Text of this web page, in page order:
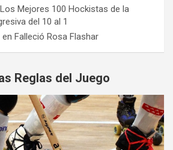
Los Mejores 100 Hockistas de la
del 10 al 1
en Falleció Rosa Flashar
Reglas del Juego